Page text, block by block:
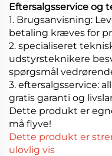
Eftersalgsservice og
1. Brugsanvisning:
betaling kræves for
2. specialiseret
udstyrsteknikere
spørgsmål
3. eftersalgsservice:
gratis garanti og
Dette produkt er
må flyve!
Dette produkt er
ulovlig vis